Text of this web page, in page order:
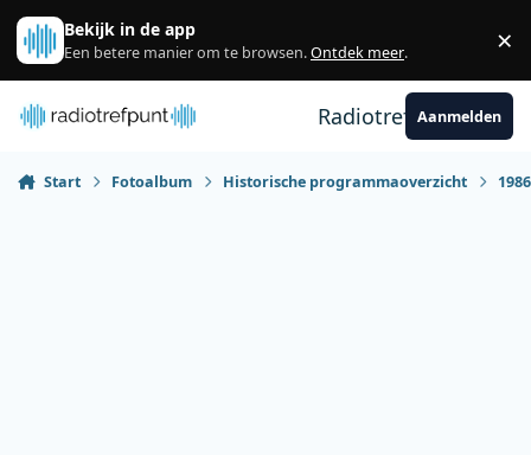
Spring naar bijdragen
Bekijk in de app
Een betere manier om te browsen.Ontdek meer. ×
RadiotrefpuntAanmelden
Start Fotoalbum Historische programmaoverzicht 1986